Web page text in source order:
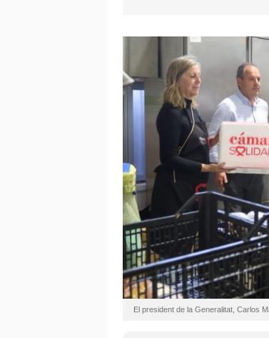
El president de la Generalitat, Carlos